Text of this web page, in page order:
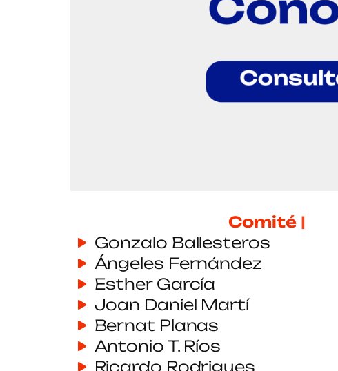
Comité Científico
Gonzalo Ballesteros
Ángeles Fernández
Esther García
Joan Daniel Martí
Bernat Planas
Antonio T. Ríos
Ricardo Rodrigues